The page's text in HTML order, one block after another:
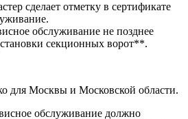
сделает отметку в сертификате
обслуживание не позднее
секционных ворот**.
для Москвы и Московской области.
обслуживание должно